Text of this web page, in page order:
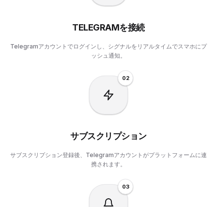
TELEGRAMを接続
Telegramアカウントでログインし、シグナルをリアルタイムでスマホにプ
ッシュ通知。
02
サブスクリプション
サブスクリプション登録後、Telegramアカウントがプラットフォームに連
携されます。
03